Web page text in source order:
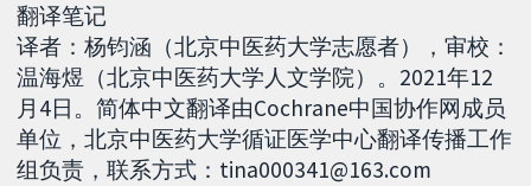
翻译笔记
译者：杨钧涵（北京中医药大学志愿者），审校：
温海煜（北京中医药大学人文学院）。2021年12
月4日。简体中文翻译由Cochrane中国协作网成员
单位，北京中医药大学循证医学中心翻译传播工作
组负责，联系方式：tina000341@163.com